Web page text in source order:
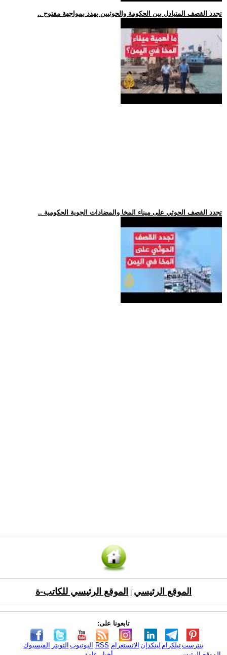
.. تجدد القصف المتبادل بين الحكومة والحوثيين يهدد بمواجهة مفتوح
.. تجدد القصف الحوثي على ميناء المخا والمضادات الجوية الحكومية
الموقع الرئيسي الموقع الرئيسي للكاتب-ة
تابعونا على:
الفيسبوك التويتر اليوتيوب RSS الانستغرام لينكدإن تيلكرامبنترست